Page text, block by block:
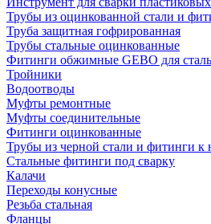
Трубы из оцинкованной стали и
Труба защитная гофрированная
Трубы стальные оцинкованные
Фитинги обжимные GEBO для
Тройники
Водоотводы
Муфты ремонтные
Муфты соединительные
Фитинги оцинкованные
Трубы из черной стали и фитинги к
Стальные фитинги под сварку
Калачи
Переходы конусные
Резьба стальная
Фланцы